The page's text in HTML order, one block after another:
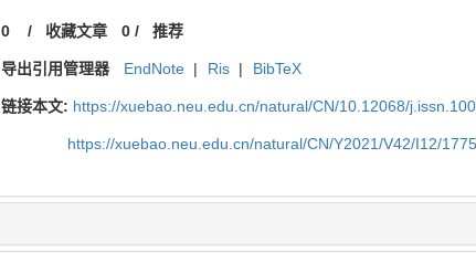
0 / 收藏文章 0/ 推荐
导出引用管理器 EndNote | Ris | BibTeX
链接本文: https://xuebao.neu.edu.cn/natural/CN/10.12068/
https://xuebao.neu.edu.cn/natural/CN/Y2021/V42/I12/1775